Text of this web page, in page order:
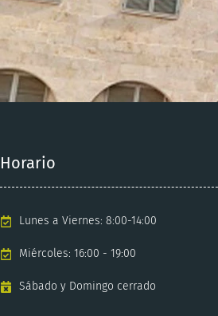
Horario
Lunes a Viernes: 8:00-14:00
Miércoles: 16:00 - 19:00
Sábado y Domingo cerrado